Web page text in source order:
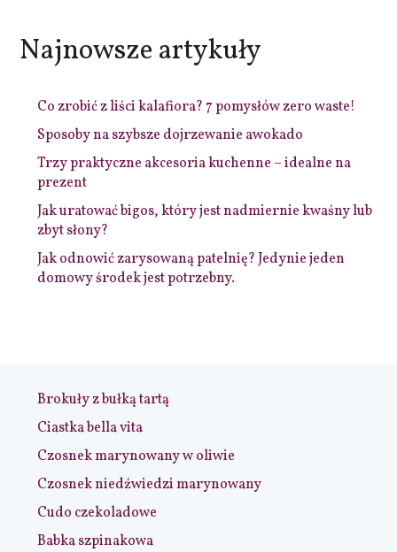
Najnowsze artykuły
Co zrobić z liści kalafiora? 7 pomysłów zero waste!
Sposoby na szybsze dojrzewanie awokado
Trzy praktyczne akcesoria kuchenne – idealne na
prezent
Jak uratować bigos, który jest nadmiernie kwaśny lub
zbyt słony?
Jak odnowić zarysowaną patelnię? Jedynie jeden
domowy środek jest potrzebny.
Brokuły z bułką tartą
Ciastka bella vita
Czosnek marynowany w oliwie
Czosnek niedźwiedzi marynowany
Cudo czekoladowe
Babka szpinakowa